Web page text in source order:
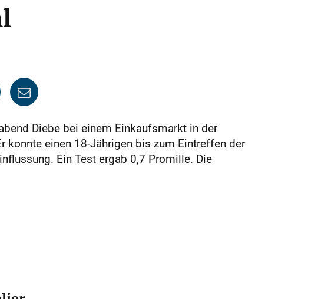
Diebe bei einem Einkaufsmarkt in der
konnte einen 18-Jährigen bis zum Eintreffen der
Ein Test ergab 0,7 Promille. Die